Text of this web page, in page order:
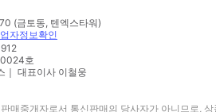
(금토동, 텐엑스타워)
자정보확인
호
｜ 대표이사 이철웅
매중개자로서 통신판매의 당사자가 아니므로,